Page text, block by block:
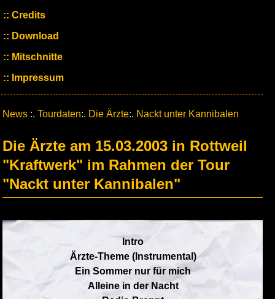
Credits
Download
Mitschnitte
Impressum
News :. Tourdaten:. Die Ärzte:. Nackt unter Kannibalen
Die Ärzte am 15.03.2003 in Rottweil
"Kraftwerk" im Rahmen der Tour
"Nackt unter Kannibalen"
Intro
Ärzte-Theme (Instrumental)
Ein Sommer nur für mich
Alleine in der Nacht